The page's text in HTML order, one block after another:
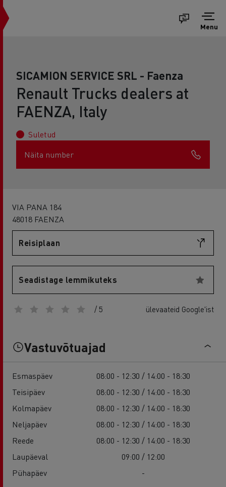
Menu
SICAMION SERVICE SRL - Faenza
Renault Trucks dealers at
FAENZA, Italy
Suletud
Näita number
VIA PANA 184
48018 FAENZA
Reisiplaan
Seadistage lemmikuteks
/ 5 ülevaateid Google'ist
Vastuvõtuajad
Esmaspäev
08:00 - 12:30 / 14:00 - 18:30
Teisipäev
08:00 - 12:30 / 14:00 - 18:30
Kolmapäev
08:00 - 12:30 / 14:00 - 18:30
Neljapäev
08:00 - 12:30 / 14:00 - 18:30
Reede
08:00 - 12:30 / 14:00 - 18:30
Laupäeval
09:00 / 12:00
Pühapäev
-